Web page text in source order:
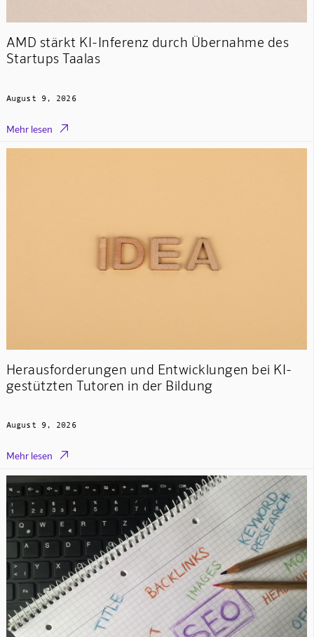
AMD stärkt KI-Inferenz durch Übernahme des
Startups Taalas
August 9, 2026
Mehr lesen 
Herausforderungen und Entwicklungen bei KI-
gestützten Tutoren in der Bildung
August 9, 2026
Mehr lesen 